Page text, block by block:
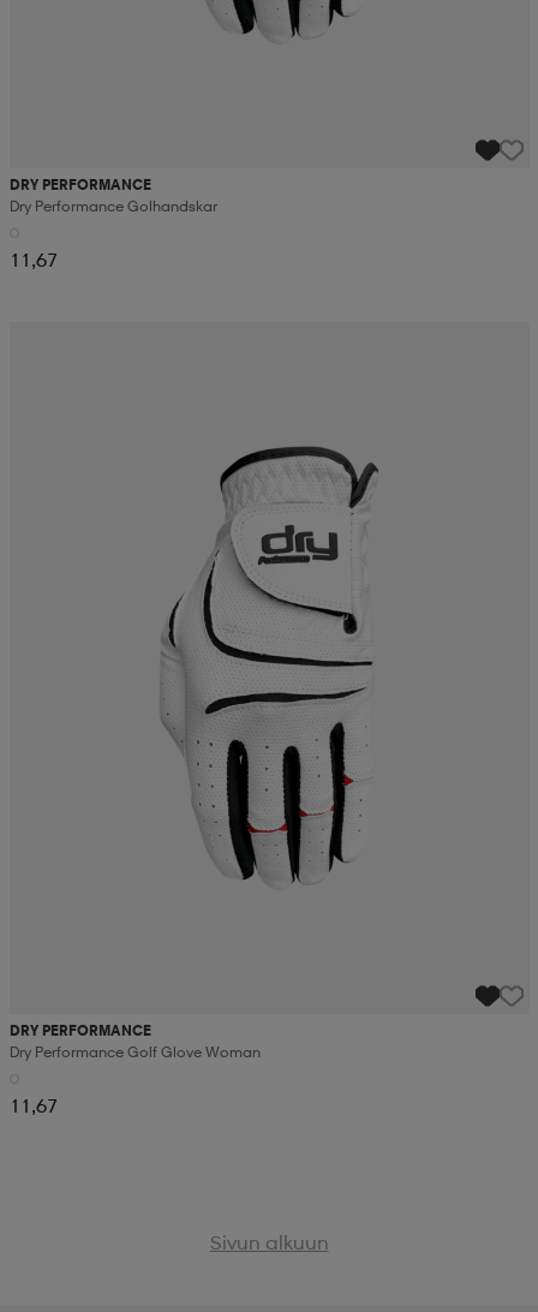
DRY PERFORMANCE
Dry Performance Golhandskar
11,67
DRY PERFORMANCE
Dry Performance Golf Glove Woman
11,67
Sivun alkuun